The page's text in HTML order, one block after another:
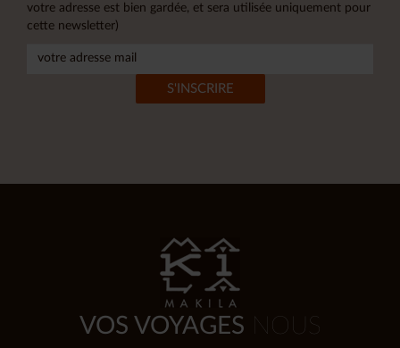
votre adresse est bien gardée, et sera utilisée uniquement pour
cette newsletter)
VOS VOYAGES NOUS